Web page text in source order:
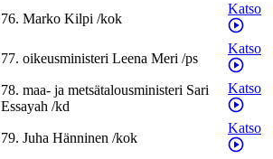
76. Marko Kilpi /kok
Katso
77. oikeusministeri Leena Meri /ps
Katso
78. maa- ja metsätalousministeri Sari
Essayah /kd
Katso
79. Juha Hänninen /kok
Katso